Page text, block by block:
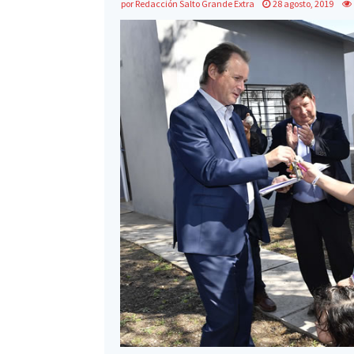
por Redacción Salto Grande Extra 28 agosto, 2019